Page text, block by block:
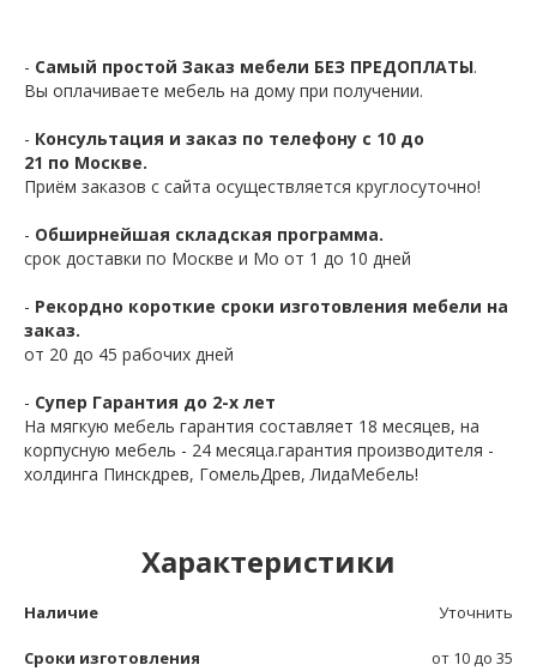
- Самый простой Заказ мебели БЕЗ ПРЕДОПЛАТЫ.
Вы оплачиваете мебель на дому при получении.
- Консультация и заказ по телефону с 10 до
21 по Москве.
Приём заказов с сайта осуществляется круглосуточно!
- Обширнейшая складская программа.
срок доставки по Москве и Мо от 1 до 10 дней
- Рекордно короткие сроки изготовления мебели на
заказ.
от 20 до 45 рабочих дней
- Супер Гарантия до 2-х лет
На мягкую мебель гарантия составляет 18 месяцев, на
корпусную мебель - 24 месяца.гарантия производителя -
холдинга Пинскдрев, ГомельДрев, ЛидаМебель!
Характеристики
Наличие Уточнить
Сроки изготовления от 10 до 35